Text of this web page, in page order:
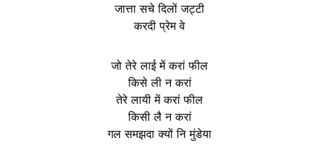
जात्ता सचे दिलों जट्टी
करदी प्रेम वे
जो तेरे लाई में करां फील
किसे ली न करां
तेरे लायी में करां फील
किसी लै न करां
गल समझदा क्यों नि मुंडेया